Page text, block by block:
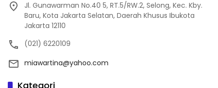
Jl. Gunawarman No.40 5, RT.5/RW.2, Selong, Kec. Kby.
Baru, Kota Jakarta Selatan, Daerah Khusus Ibukota
Jakarta 12110
(021) 6220109
miawartina@yahoo.com
Kategori